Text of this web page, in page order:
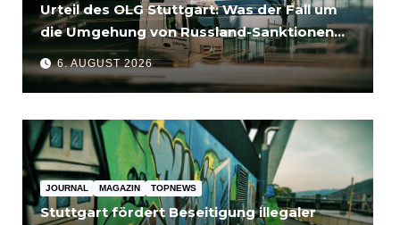
Urteil des OLG Stuttgart: Was der Fall um
die Umgehung von Russland-Sanktionen
für Unternehmen bedeutet
6. AUGUST 2026
JOURNAL MAGAZIN TOPNEWS
Stuttgart fördert Beseitigung illegaler